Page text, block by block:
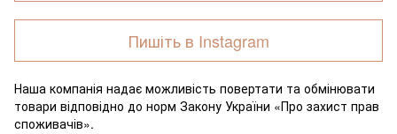
Пишіть в Instagram
Наша компанія надає можливість повертати та обмінювати
товари відповідно до норм Закону України «Про захист прав
споживачів».